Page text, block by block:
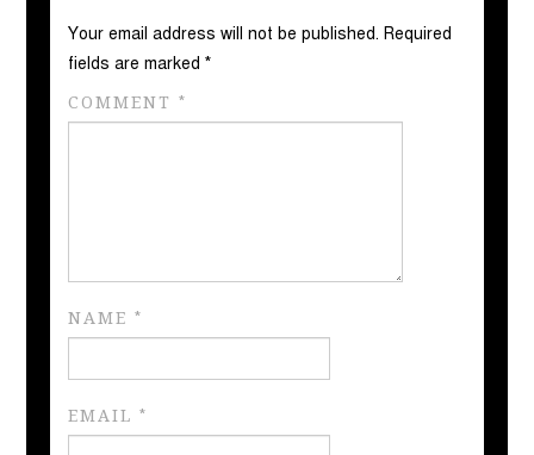
Your email address will not be published. Required
fields are marked*
COMMENT*
NAME*
EMAIL*